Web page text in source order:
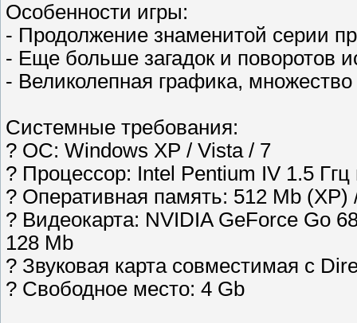
Особенности игры:
- Продолжение знаменитой серии
- Еще больше загадок и поворотов
- Великолепная графика, множество
Системные требования:
? ОC: Windows XP / Vista / 7
? Процессор: Intel Pentium IV 1.5
? Оперативная память: 512 Мb (XP)
? Видеокарта: NVIDIA GeForce Go
128 Мb
? Звуковая карта совместимая с
? Свободное место: 4 Gb